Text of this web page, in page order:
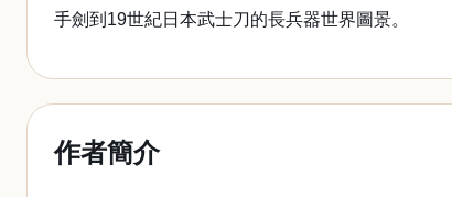
手劍到19世紀日本武士刀的長兵器世界圖景。
作者簡介